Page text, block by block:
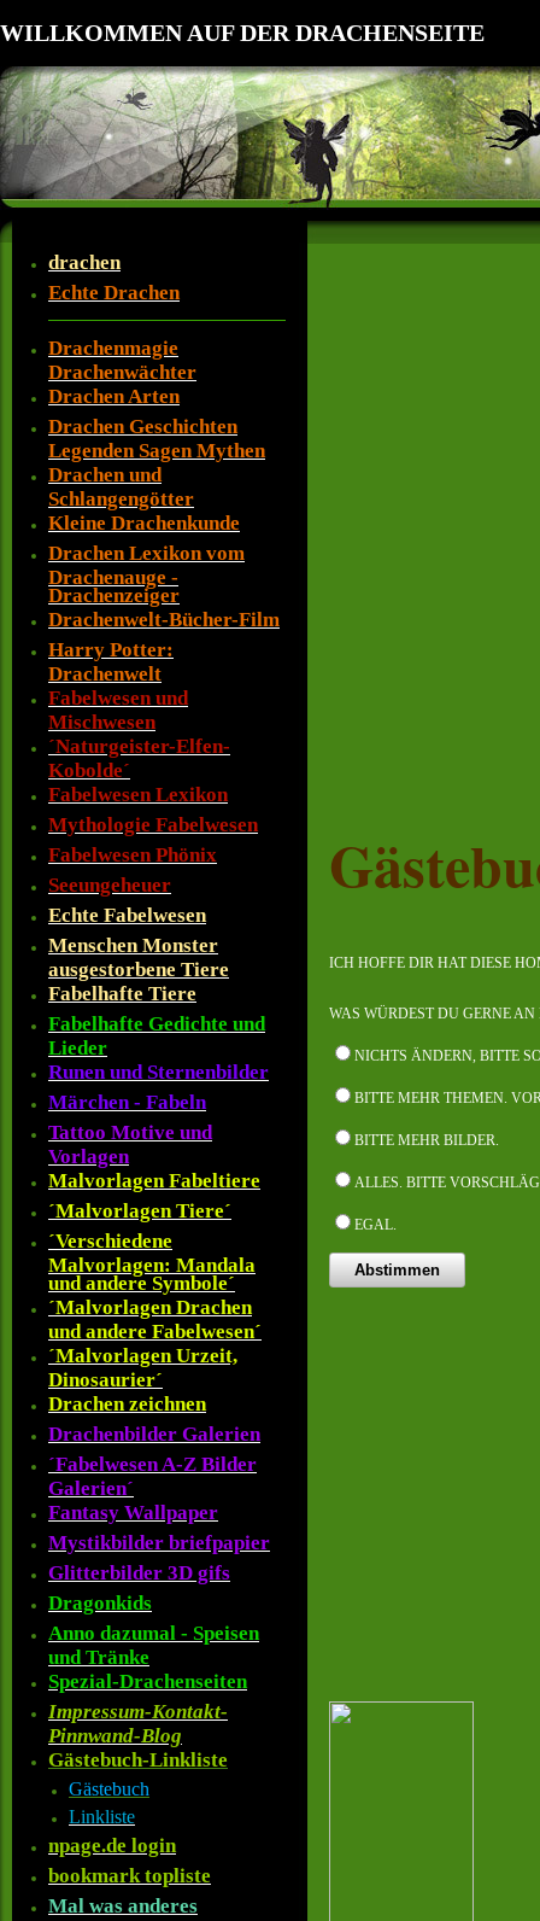
WILLKOMMEN AUF DER DRACHENSEITE
drachen
Echte Drachen
Drachenmagie
Drachenwächter
Drachen Arten
Drachen Geschichten
Legenden Sagen Mythen
Drachen und
Schlangengötter
Kleine Drachenkunde
Drachen Lexikon vom
Drachenauge -
Drachenzeiger
Drachenwelt-Bücher-Film
Harry Potter:
Drachenwelt
Fabelwesen und
Mischwesen
´Naturgeister-Elfen-
Kobolde´
Fabelwesen Lexikon
Mythologie Fabelwesen
Fabelwesen Phönix
Seeungeheuer
Echte Fabelwesen
Menschen Monster
ausgestorbene Tiere
Fabelhafte Tiere
Fabelhafte Gedichte und
Lieder
Runen und Sternenbilder
Märchen - Fabeln
Tattoo Motive und
Vorlagen
Malvorlagen Fabeltiere
´Malvorlagen Tiere´
´Verschiedene
Malvorlagen: Mandala
und andere Symbole´
´Malvorlagen Drachen
und andere Fabelwesen´
´Malvorlagen Urzeit,
Dinosaurier´
Drachen zeichnen
Drachenbilder Galerien
´Fabelwesen A-Z Bilder
Galerien´
Fantasy Wallpaper
Mystikbilder briefpapier
Glitterbilder 3D gifs
Dragonkids
Anno dazumal - Speisen
und Tränke
Spezial-Drachenseiten
Impressum-Kontakt-
Pinnwand-Blog
Gästebuch-Linkliste
Gästebuch
Linkliste
npage.de login
bookmark topliste
Mal was anderes
ICH HOFFE DIR HAT DIESE
WAS WÜRDEST DU GERNE
NICHTS ÄNDERN, BITTE
BITTE MEHR THEMEN.
BITTE MEHR BILDER.
ALLES. BITTE
EGAL.